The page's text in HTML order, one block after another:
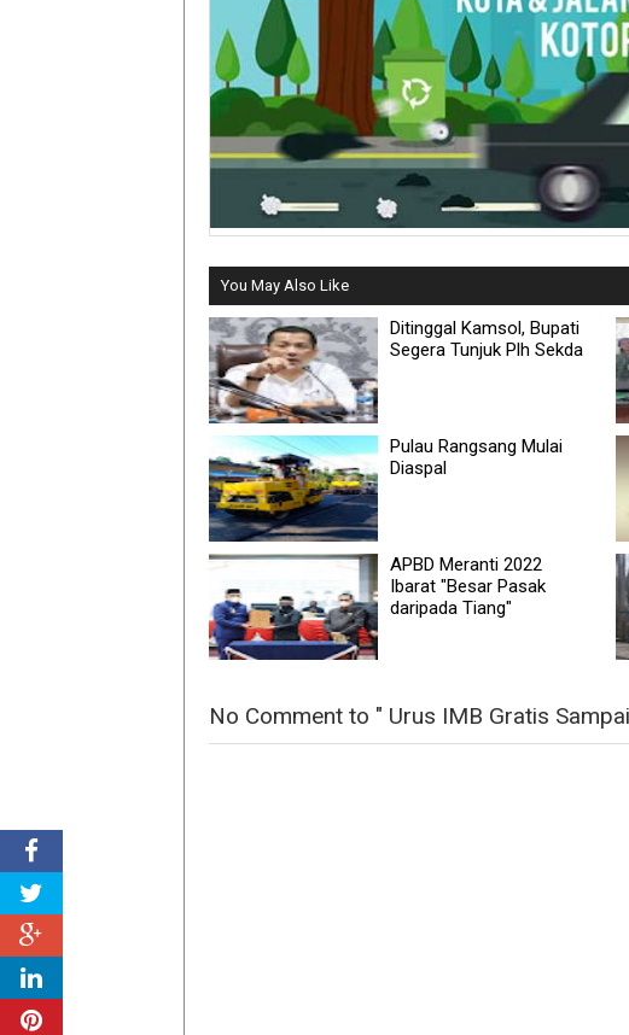
You May Also Like
Ditinggal Kamsol, Bupati
Segera Tunjuk Plh Sekda
Pulau Rangsang Mulai
Diaspal
APBD Meranti 2022
Ibarat "Besar Pasak
daripada Tiang"
No Comment to " Urus IMB Gratis